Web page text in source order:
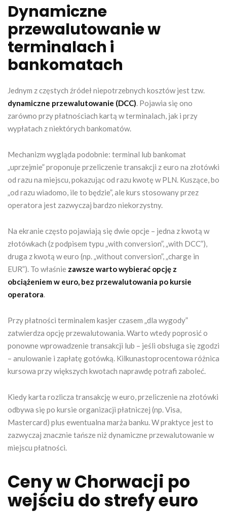
Dynamiczne
przewalutowanie w
terminalach i
bankomatach
Jednym z częstych źródeł niepotrzebnych kosztów jest tzw.
dynamiczne przewalutowanie (DCC). Pojawia się ono
zarówno przy płatnościach kartą w terminalach, jak i przy
wypłatach z niektórych bankomatów.
Mechanizm wygląda podobnie: terminal lub bankomat
„uprzejmie” proponuje przeliczenie transakcji z euro na złotówki
od razu na miejscu, pokazując od razu kwotę w PLN. Kuszące, bo
„od razu wiadomo, ile to będzie”, ale kurs stosowany przez
operatora jest zazwyczaj bardzo niekorzystny.
Na ekranie często pojawiają się dwie opcje – jedna z kwotą w
złotówkach (z podpisem typu „with conversion”, „with DCC”),
druga z kwotą w euro (np. „without conversion”, „charge in
EUR”). To właśnie zawsze warto wybierać opcję z
obciążeniem w euro, bez przewalutowania po kursie
operatora.
Przy płatności terminalem kasjer czasem „dla wygody”
zatwierdza opcję przewalutowania. Warto wtedy poprosić o
ponowne wprowadzenie transakcji lub – jeśli obsługa się zgodzi
– anulowanie i zapłatę gotówką. Kilkunastoprocentowa różnica
kursowa przy większych kwotach naprawdę potrafi zaboleć.
Kiedy karta rozlicza transakcję w euro, przeliczenie na złotówki
odbywa się po kursie organizacji płatniczej (np. Visa,
Mastercard) plus ewentualna marża banku. W praktyce jest to
zazwyczaj znacznie tańsze niż dynamiczne przewalutowanie w
miejscu płatności.
Ceny w Chorwacji po
wejściu do strefy euro